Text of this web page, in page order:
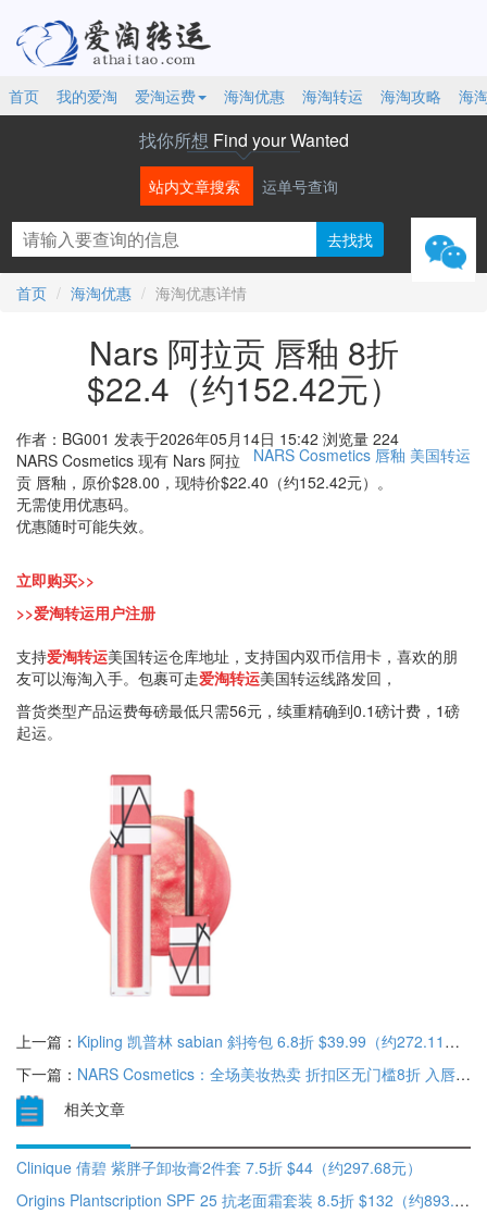
首页 我的爱淘 爱淘运费 海淘优惠 海淘转运 海淘攻略 海
找你所想 Find your Wanted
站内文章搜索 运单号查询
首页 海淘优惠 海淘优惠详情
Nars 阿拉贡 唇釉 8折
$22.4（约152.42元）
作者：BG001 发表于2026年05月14日 15:42 浏览量 224
NARS Cosmetics 唇釉 美国转运
NARS Cosmetics 现有 Nars 阿拉
贡 唇釉，原价$28.00，现特价$22.40（约152.42元）。
无需使用优惠码。
优惠随时可能失效。
立即购买>>
>>爱淘转运用户注册
支持爱淘转运美国转运仓库地址，支持国内双币信用卡，喜欢的朋
友可以海淘入手。包裹可走爱淘转运美国转运线路发回，
普货类型产品运费每磅最低只需56元，续重精确到0.1磅计费，1磅
起运。
上一篇： Kipling 凯普林 sabian 斜挎包 6.8折 $39.99（约272.11元）
下一篇： NARS Cosmetics：全场美妆热卖 折扣区无门槛8折 入唇蜜、眼影盘、腮红等
相关文章
Clinique 倩碧 紫胖子卸妆膏2件套 7.5折 $44（约297.68元）
Origins Plantscription SPF 25 抗老面霜套装 8.5折 $132（约893.42元）